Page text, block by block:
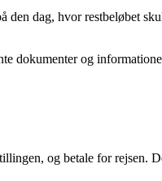
den dag, hvor restbeløbet
dokumenter og
og betale for rejsen.